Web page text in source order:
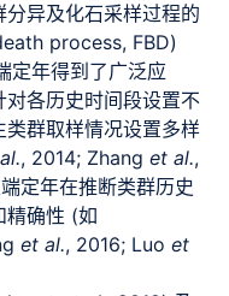
异及化石采样过程的
process, FBD)
定年得到了广泛应
各历史时间段设置不
群取样情况设置多样
, 2014; Zhang et al.,
定年在推断类群历史
精确性 (如
et al., 2016; Luo et